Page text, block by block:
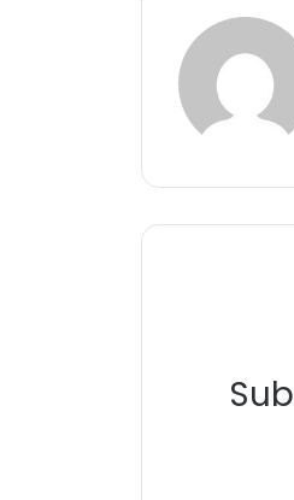
b
o
o
k
r